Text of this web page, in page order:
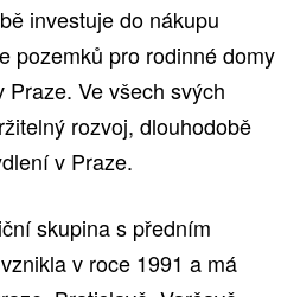
investuje do nákupu
pozemků pro rodinné domy
Ve všech svých
rozvoj, dlouhodobě
v Praze.
skupina s předním
v roce 1991 a má